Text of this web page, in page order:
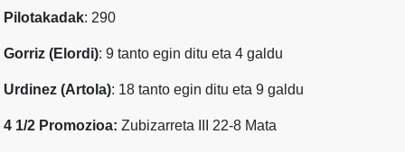
Pilotakadak: 290
Gorriz (Elordi): 9 tanto egin ditu eta 4 galdu
Urdinez (Artola): 18 tanto egin ditu eta 9 galdu
4 1/2 Promozioa: Zubizarreta III 22-8 Mata